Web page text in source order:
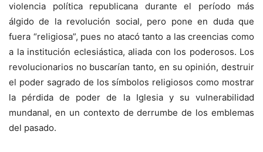
violencia política republicana durante el período más
álgido de la revolución social, pero pone en duda que
fuera “religiosa”, pues no atacó tanto a las creencias como
a la institución eclesiástica, aliada con los poderosos. Los
revolucionarios no buscarían tanto, en su opinión, destruir
el poder sagrado de los símbolos religiosos como mostrar
la pérdida de poder de la Iglesia y su vulnerabilidad
mundanal, en un contexto de derrumbe de los emblemas
del pasado.